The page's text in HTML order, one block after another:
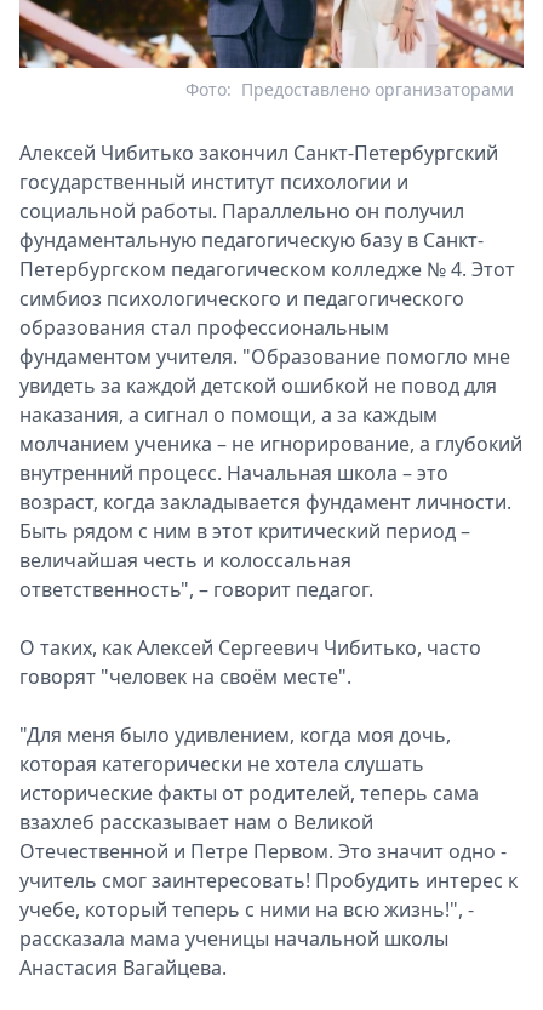
Предоставлено организаторами
Фото:
Алексей Чибитько закончил Санкт-Петербургский
государственный институт психологии и
социальной работы. Параллельно он получил
фундаментальную педагогическую базу в Санкт-
Петербургском педагогическом колледже № 4. Этот
симбиоз психологического и педагогического
образования стал профессиональным
фундаментом учителя. "Образование помогло мне
увидеть за каждой детской ошибкой не повод для
наказания, а сигнал о помощи, а за каждым
молчанием ученика – не игнорирование, а глубокий
внутренний процесс. Начальная школа – это
возраст, когда закладывается фундамент личности.
Быть рядом с ним в этот критический период –
величайшая честь и колоссальная
ответственность", – говорит педагог.
О таких, как Алексей Сергеевич Чибитько, часто
говорят "человек на своём месте".
"Для меня было удивлением, когда моя дочь,
которая категорически не хотела слушать
исторические факты от родителей, теперь сама
взахлеб рассказывает нам о Великой
Отечественной и Петре Первом. Это значит одно -
учитель смог заинтересовать! Пробудить интерес к
учебе, который теперь с ними на всю жизнь!", -
рассказала мама ученицы начальной школы
Анастасия Вагайцева.